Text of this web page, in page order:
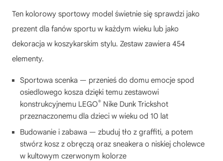
Ten kolorowy sportowy model świetnie się sprawdzi jako
prezent dla fanów sportu w każdym wieku lub jako
dekoracja w koszykarskim stylu. Zestaw zawiera 454
elementy.
Sportowa scenka — przenieś do domu emocje spod
osiedlowego kosza dzięki temu zestawowi
konstrukcyjnemu LEGO® Nike Dunk Trickshot
przeznaczonemu dla dzieci w wieku od 10 lat
Budowanie i zabawa — zbuduj tło z graffiti, a potem
stwórz kosz z obręczą oraz sneakera o niskiej cholewce
w kultowym czerwonym kolorze